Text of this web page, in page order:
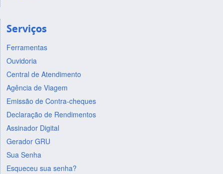
Serviços
Ferramentas
Ouvidoria
Central de Atendimento
Agência de Viagem
Emissão de Contra-cheques
Declaração de Rendimentos
Assinador Digital
Gerador GRU
Sua Senha
Esqueceu sua senha?